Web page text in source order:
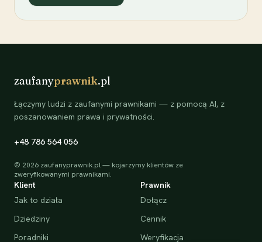
zaufanyprawnik.pl
Łączymy ludzi z zaufanymi prawnikami — z pomocą AI, z
poszanowaniem prawa i prywatności.
+48 786 564 056
© 2026 zaufanyprawnik.pl — kojarzymy klientów ze
zweryfikowanymi prawnikami.
Klient
Jak to działa
Dziedziny
Poradniki
Prawnik
Dołącz
Cennik
Weryfikacja